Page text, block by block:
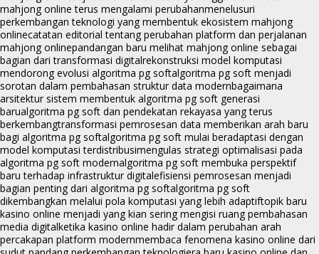
mahjong online terus mengalami perubahanmenelusuri
perkembangan teknologi yang membentuk ekosistem mahjong
onlinecatatan editorial tentang perubahan platform dan perjalanan
mahjong onlinepandangan baru melihat mahjong online sebagai
bagian dari transformasi digitalrekonstruksi model komputasi
mendorong evolusi algoritma pg softalgoritma pg soft menjadi
sorotan dalam pembahasan struktur data modernbagaimana
arsitektur sistem membentuk algoritma pg soft generasi
barualgoritma pg soft dan pendekatan rekayasa yang terus
berkembangtransformasi pemrosesan data memberikan arah baru
bagi algoritma pg softalgoritma pg soft mulai beradaptasi dengan
model komputasi terdistribusimengulas strategi optimalisasi pada
algoritma pg soft modernalgoritma pg soft membuka perspektif
baru terhadap infrastruktur digitalefisiensi pemrosesan menjadi
bagian penting dari algoritma pg softalgoritma pg soft
dikembangkan melalui pola komputasi yang lebih adaptiftopik baru
kasino online menjadi yang kian sering mengisi ruang pembahasan
media digitalketika kasino online hadir dalam perubahan arah
percakapan platform modernmembaca fenomena kasino online dari